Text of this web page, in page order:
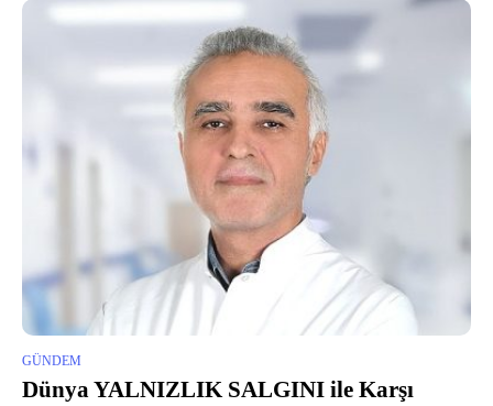
GÜNDEM
Dünya YALNIZLIK SALGINI ile Karşı